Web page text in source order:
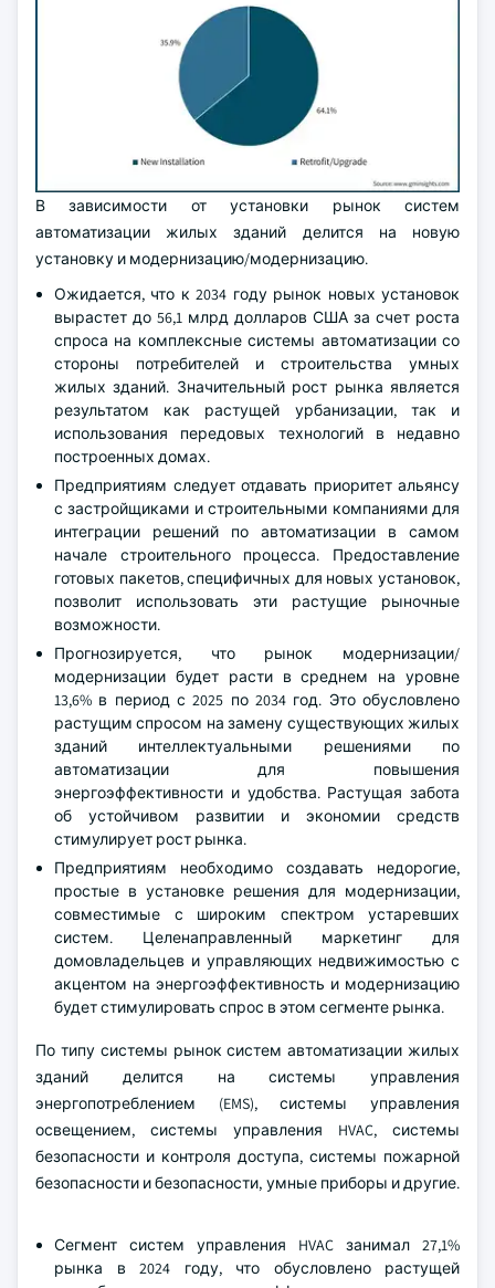
В зависимости от установки рынок систем
автоматизации жилых зданий делится на новую
установку и модернизацию/модернизацию.
Ожидается, что к 2034 году рынок новых установок
вырастет до 56,1 млрд долларов США за счет роста
спроса на комплексные системы автоматизации со
стороны потребителей и строительства умных
жилых зданий. Значительный рост рынка является
результатом как растущей урбанизации, так и
использования передовых технологий в недавно
построенных домах.
Предприятиям следует отдавать приоритет альянсу
с застройщиками и строительными компаниями для
интеграции решений по автоматизации в самом
начале строительного процесса. Предоставление
готовых пакетов, специфичных для новых установок,
позволит использовать эти растущие рыночные
возможности.
Прогнозируется, что рынок модернизации/
модернизации будет расти в среднем на уровне
13,6% в период с 2025 по 2034 год. Это обусловлено
растущим спросом на замену существующих жилых
зданий интеллектуальными решениями по
автоматизации для повышения
энергоэффективности и удобства. Растущая забота
об устойчивом развитии и экономии средств
стимулирует рост рынка.
Предприятиям необходимо создавать недорогие,
простые в установке решения для модернизации,
совместимые с широким спектром устаревших
систем. Целенаправленный маркетинг для
домовладельцев и управляющих недвижимостью с
акцентом на энергоэффективность и модернизацию
будет стимулировать спрос в этом сегменте рынка.
По типу системы рынок систем автоматизации жилых
зданий делится на системы управления
энергопотреблением (EMS), системы управления
освещением, системы управления HVAC, системы
безопасности и контроля доступа, системы пожарной
безопасности и безопасности, умные приборы и другие.
Сегмент систем управления HVAC занимал 27,1%
рынка в 2024 году, что обусловлено растущей